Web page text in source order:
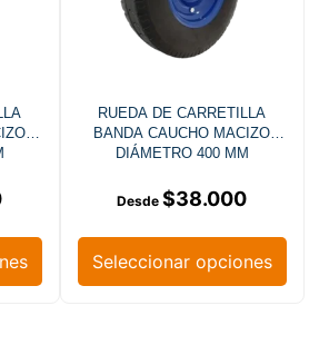
RUEDA DE CARRETILLA
BANDA CAUCHO MACIZO
DIÁMETRO 400 MM
$38.000
Seleccionar opciones